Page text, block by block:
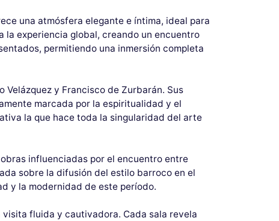
una atmósfera elegante e íntima, ideal para
experiencia global, creando un encuentro
permitiendo una inmersión completa
Velázquez y Francisco de Zurbarán. Sus
marcada por la espiritualidad y el
la que hace toda la singularidad del arte
influenciadas por el encuentro entre
sobre la difusión del estilo barroco en el
y la modernidad de este período.
fluida y cautivadora. Cada sala revela